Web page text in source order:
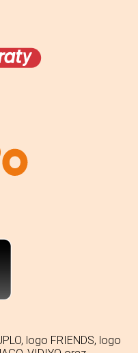
logo FRIENDS, logo